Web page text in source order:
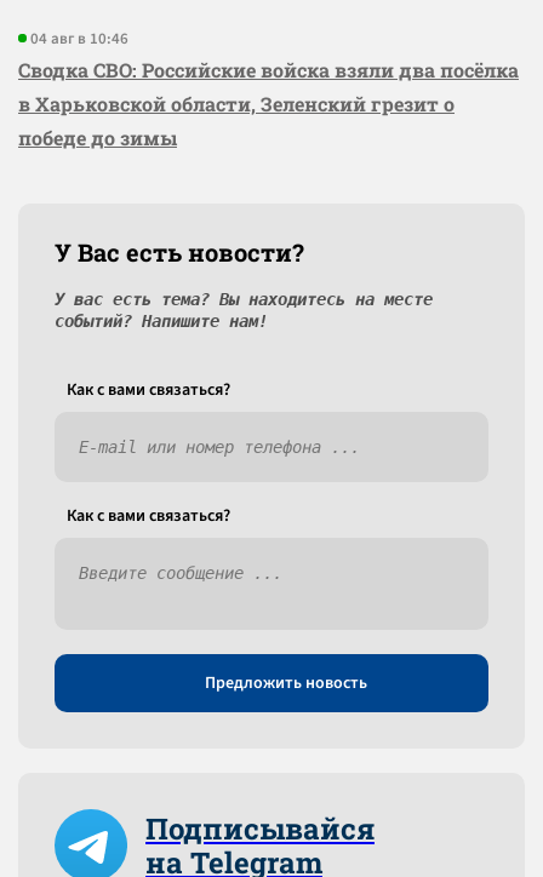
04 авг в 10:46
Сводка СВО: Российские войска взяли два посёлка
в Харьковской области, Зеленский грезит о
победе до зимы
У Вас есть новости?
У вас есть тема? Вы находитесь на месте
событий? Напишите нам!
Как c вами связаться?
Как c вами связаться?
Предложить новость
Подписывайся
на Telegram